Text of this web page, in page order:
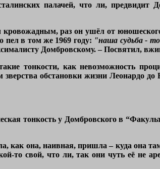
палачей, что ли, предвидит
раз он ушёл от
пел в том же 1969 году: "наша судьба -
Домбровскому. – Посвятил,
тонкости, как невозможность
обстановки жизни Леонардо
тонкость у Домбровского в
как она, наивная, пришла – куда она
то свой, что ли, так они чуть её не